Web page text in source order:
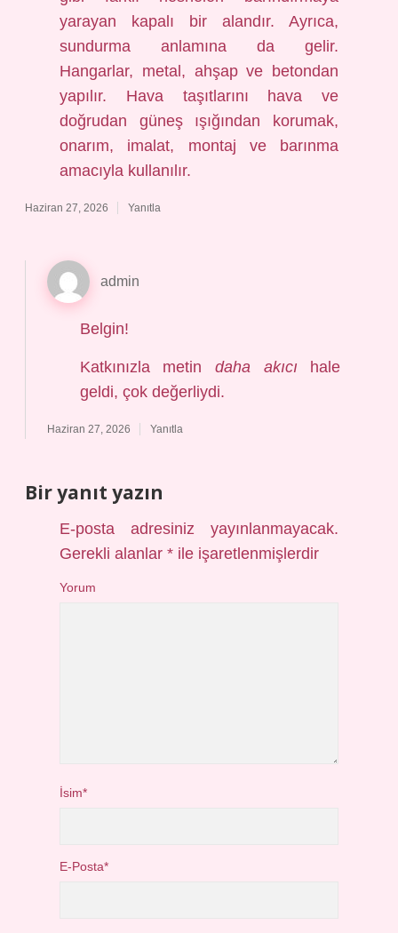
yarayan kapalı bir alandır. Ayrıca,
sundurma anlamına da gelir.
Hangarlar, metal, ahşap ve betondan
yapılır. Hava taşıtlarını hava ve
doğrudan güneş ışığından korumak,
onarım, imalat, montaj ve barınma
amacıyla kullanılır.
Haziran 27, 2026 Yanıtla
admin
Belgin!
Katkınızla metin daha akıcı hale
geldi, çok değerliydi.
Haziran 27, 2026 Yanıtla
Bir yanıt yazın
E-posta adresiniz yayınlanmayacak.
Gerekli alanlar* ile işaretlenmişlerdir
Yorum
İsim*
E-Posta*